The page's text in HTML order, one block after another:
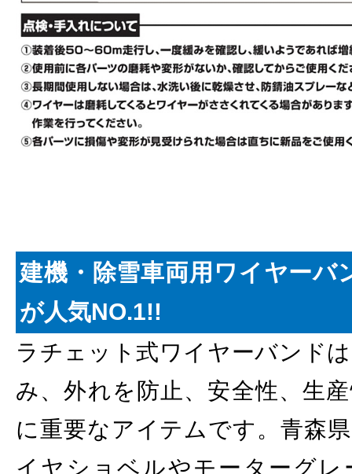
建機・除雪車両用ワイヤーバ
が人気NO.1!!
ラチェット式ワイヤーバンド
み、外れを防止、安全性、生
に重要なアイテムです。青森
イヤショベルやモーターグレ